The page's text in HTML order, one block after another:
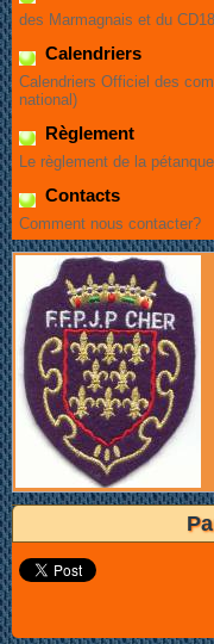
des Marmagnais et du CD18
Calendriers
Calendriers Officiel des
national)
Règlement
Le règlement de la
Contacts
Comment nous contacter?